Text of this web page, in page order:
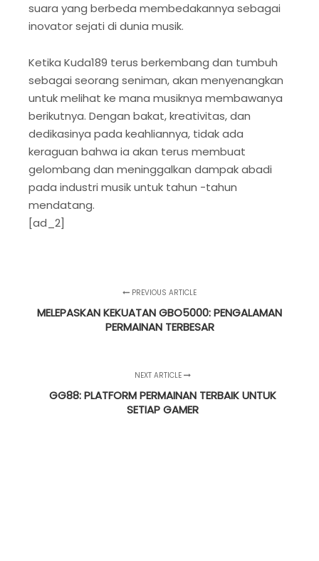
suara yang berbeda membedakannya sebagai
inovator sejati di dunia musik.
Ketika Kuda189 terus berkembang dan tumbuh
sebagai seorang seniman, akan menyenangkan
untuk melihat ke mana musiknya membawanya
berikutnya. Dengan bakat, kreativitas, dan
dedikasinya pada keahliannya, tidak ada
keraguan bahwa ia akan terus membuat
gelombang dan meninggalkan dampak abadi
pada industri musik untuk tahun -tahun
mendatang.
[ad_2]
PREVIOUS ARTICLE
MELEPASKAN KEKUATAN GBO5000: PENGALAMAN
PERMAINAN TERBESAR
NEXT ARTICLE
GG88: PLATFORM PERMAINAN TERBAIK UNTUK
SETIAP GAMER